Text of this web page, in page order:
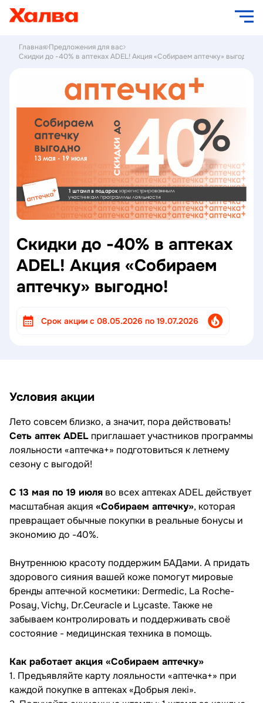
Главная Предложения для вас
Скидки до -40% в аптеках ADEL! Акция «Собираем аптечку» выгодно!
Скидки до -40% в аптеках
ADEL! Акция «Собираем
аптечку» выгодно!
Cрок акции с 08.05.2026 по 19.07.2026
Условия акции
Лето совсем близко, а значит, пора действовать!
Сеть аптек ADEL приглашает участников программы
лояльности «аптечка+» подготовиться к летнему
сезону с выгодой!
С 13 мая по 19 июля во всех аптеках ADEL действует
масштабная акция «Собираем аптечку», которая
превращает обычные покупки в реальные бонусы и
экономию до -40%.
Внутреннюю красоту поддержим БАДами. А придать
здорового сияния вашей коже помогут мировые
бренды аптечной косметики: Dermedic, La Roche-
Posay, Vichy, Dr.Ceuracle и Lycaste. Также не
забываем контролировать и поддерживать своё
состояние - медицинская техника в помощь.
Как работает акция «Собираем аптечку»
1. Предъявляйте карту лояльности «аптечка+» при
каждой покупке в аптеках «Добрыя лекі».